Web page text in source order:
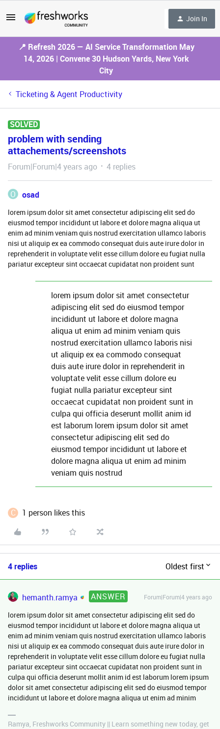
Join In
📍 Refresh 2026 — AI Service Transformation May
14, 2026 | Convene 30 Hudson Yards, New York
City
Ticketing & Agent Productivity
SOLVED
problem with sending
attachements/screenshots
Forum|Forum|4 years ago 4 replies
O osad
lorem ipsum dolor sit amet consectetur adipiscing elit sed do
eiusmod tempor incididunt ut labore et dolore magna aliqua ut
enim ad minim veniam quis nostrud exercitation ullamco laboris
nisi ut aliquip ex ea commodo consequat duis aute irure dolor in
reprehenderit in voluptate velit esse cillum dolore eu fugiat nulla
pariatur excepteur sint occaecat cupidatat non proident sunt
lorem ipsum dolor sit amet consectetur
adipiscing elit sed do eiusmod tempor
incididunt ut labore et dolore magna
aliqua ut enim ad minim veniam quis
nostrud exercitation ullamco laboris nisi
ut aliquip ex ea commodo consequat
duis aute irure dolor in reprehenderit in
voluptate velit esse cillum dolore eu
fugiat nulla pariatur excepteur sint
occaecat cupidatat non proident sunt in
culpa qui officia deserunt mollit anim id
est laborum lorem ipsum dolor sit amet
consectetur adipiscing elit sed do
eiusmod tempor incididunt ut labore et
dolore magna aliqua ut enim ad minim
veniam quis nostrud
C 1 person likes this
4 replies Oldest first
hemanth.ramya ANSWER Forum|Forum|4 years ago
lorem ipsum dolor sit amet consectetur adipiscing elit sed do
eiusmod tempor incididunt ut labore et dolore magna aliqua ut
enim ad minim veniam quis nostrud exercitation ullamco laboris
nisi ut aliquip ex ea commodo consequat duis aute irure dolor in
reprehenderit in voluptate velit esse cillum dolore eu fugiat nulla
pariatur excepteur sint occaecat cupidatat non proident sunt in
culpa qui officia deserunt mollit anim id est laborum lorem ipsum
dolor sit amet consectetur adipiscing elit sed do eiusmod tempor
incididunt ut labore et dolore magna aliqua ut enim ad minim
Ramya, Freshworks Community || Learn something new today, get